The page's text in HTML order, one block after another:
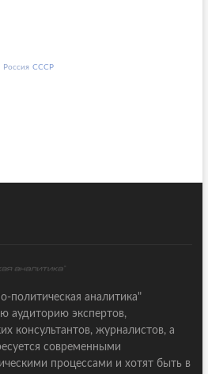
Россия СССР
политическая аналитика"
аудиторию экспертов,
консультантов, журналистов, а
современными
процессами и хотят быть в